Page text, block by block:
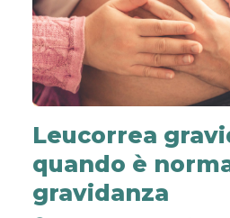
Leucorrea
quando è
gravidanza